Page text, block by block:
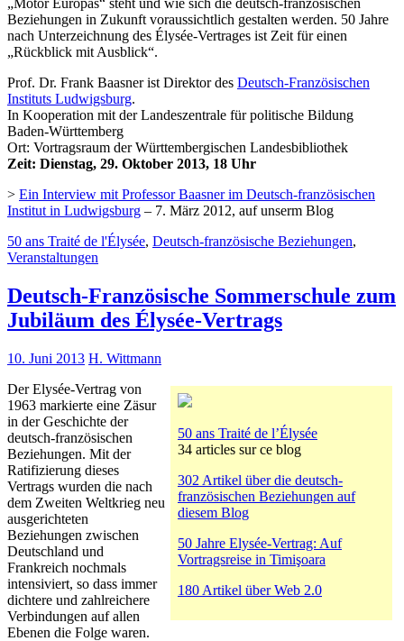
Beziehungen in Zukunft voraussichtlich gestalten werden. 50 Jahre
nach Unterzeichnung des Élysée-Vertrages ist Zeit für einen
„Rückblick mit Ausblick“.
Prof. Dr. Frank Baasner ist Direktor des Deutsch-Französischen
Instituts Ludwigsburg.
In Kooperation mit der Landeszentrale für politische Bildung
Baden-Württemberg
Ort: Vortragsraum der Württembergischen Landesbibliothek
Zeit: Dienstag, 29. Oktober 2013, 18 Uhr
> Ein Interview mit Professor Baasner im Deutsch-französischen
Institut in Ludwigsburg – 7. März 2012, auf unserm Blog
50 ans Traité de l'Élysée, Deutsch-französische Beziehungen,
Veranstaltungen
Deutsch-Französische Sommerschule zum
Jubiläum des Élysée-Vertrags
10. Juni 2013 H. Wittmann
50 ans Traité de l’Élysée
34 articles sur ce blog
302 Artikel über die deutsch-
französischen Beziehungen auf
diesem Blog
50 Jahre Elysée-Vertrag: Auf
Vortragsreise in Timişoara
180 Artikel über Web 2.0
Der Elysée-Vertrag von
1963 markierte eine Zäsur
in der Geschichte der
deutsch-französischen
Beziehungen. Mit der
Ratifizierung dieses
Vertrags wurden die nach
dem Zweiten Weltkrieg neu
ausgerichteten
Beziehungen zwischen
Deutschland und
Frankreich nochmals
intensiviert, so dass immer
dichtere und zahlreichere
Verbindungen auf allen
Ebenen die Folge waren.